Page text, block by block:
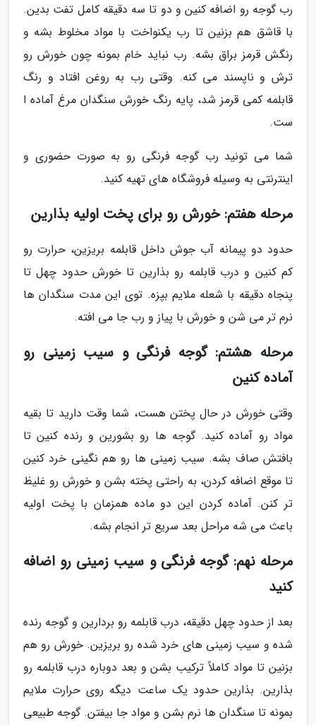
رب گوجه رو اضافه کنین و دو تا سه دقیقه کامل تفت بدین.
با قاشق هم بزنین تا رب یکنواخت با مواد مخلوط بشه و
رنگش قرمز براق بشه. رب نباید خام بمونه چون خورش رو
ترش و ناپسند می کنه. وقتی رب به روغن افتاد و رنگ
قابلمه کمی قرمز شد، پایه رنگ خورش سنگدان مرغ آماده ا
ست.
شما می تونید رب گوجه فرنگی رو به صورت حضوری و
اینترنتی به وسیله فروشگاه های تهیه کنید.
مرحله هفتم: خورش رو برای پخت اولیه بذارین
حدود دو پیمانه آب جوش داخل قابلمه بریزین، حرارت رو
کم کنین و درب قابلمه رو بذارین تا خورش حدود چهل تا
پنجاه دقیقه با شعله ملایم بپزه. توی این مدت سنگدان ها
نرم تر می شن و خورش با پیاز و رب جا می افته.
مرحله هشتم: گوجه فرنگی و سیب زمینی رو
آماده کنین
وقتی خورش در حال پختن هست، شما وقت دارید تا بقیه
مواد رو آماده کنید. گوجه ها رو بشورین و رنده کنین تا
بافتش صاف بشه. سیب زمینی ها رو هم نگینی خرد کنین
تا موقع اضافه کردن، به راحتی پخته بشن و خورش رو غلیظ
تر کنن. آماده کردن این دو ماده همزمان با پخت اولیه
باعث می شه مراحل بعد سریع تر انجام بشه.
مرحله نهم: گوجه فرنگی و سیب زمینی رو اضافه
کنید
بعد از حدود چهل دقیقه، درب قابلمه رو بردارین و گوجه رنده
شده و سیب زمینی های خرد شده رو بریزین. خورش رو هم
بزنین تا مواد کاملاً ترکیب بشن و بعد دوباره درب قابلمه رو
بذارین. بذارین حدود یک ساعت دیگه روی حرارت ملایم
بمونه تا سنگدان ها نرم بشن و مواد جا بیفتن. گوجه طبیعی